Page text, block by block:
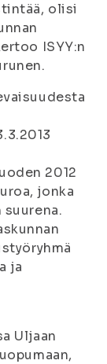
olisi
ISYY:n
2012
jonka
ja
Uljaan